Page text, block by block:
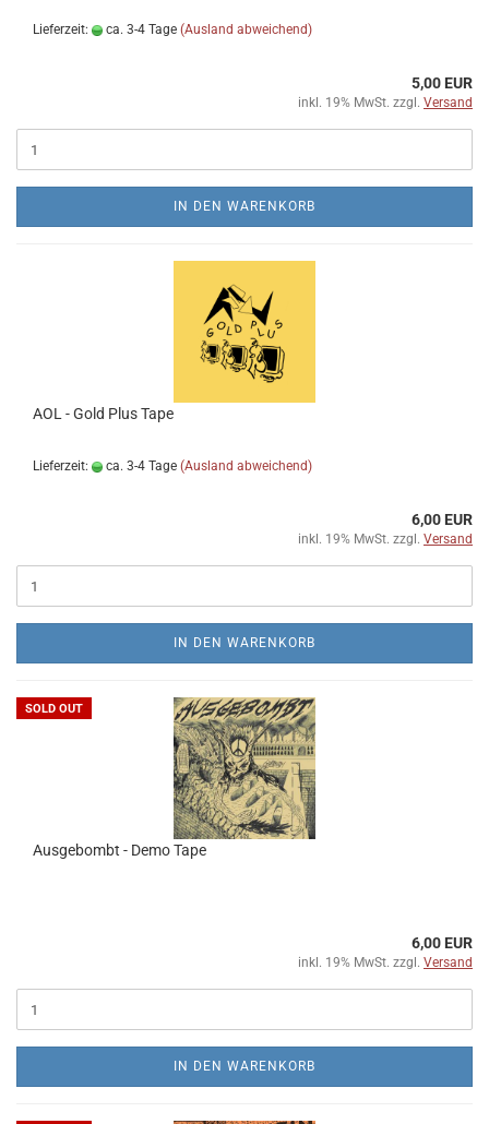
Lieferzeit: ca. 3-4 Tage (Ausland abweichend)
5,00 EUR
inkl. 19% MwSt. zzgl. Versand
IN DEN WARENKORB
AOL - Gold Plus Tape
Lieferzeit: ca. 3-4 Tage (Ausland abweichend)
6,00 EUR
inkl. 19% MwSt. zzgl. Versand
IN DEN WARENKORB
SOLD OUT
Ausgebombt - Demo Tape
6,00 EUR
inkl. 19% MwSt. zzgl. Versand
IN DEN WARENKORB